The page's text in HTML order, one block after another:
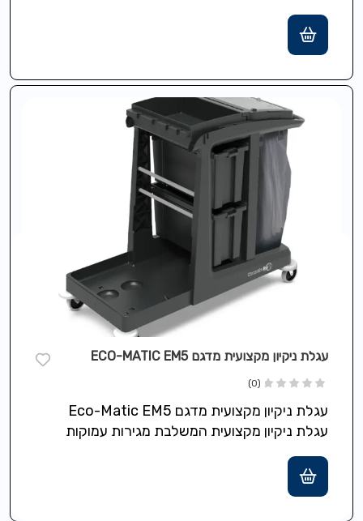
אחסון…
עגלת ניקיון מקצועית מדגם ECO-MATIC EM5
(0)
עגלת ניקיון מקצועית מדגם Eco-Matic EM5
עגלת ניקיון מקצועית המשלבת מגירות עמוקות